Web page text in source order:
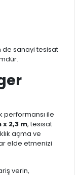
de sanayi tesisat
performansı ile
2,3 m, tesisat
açma ve
elde etmenizi
verin,